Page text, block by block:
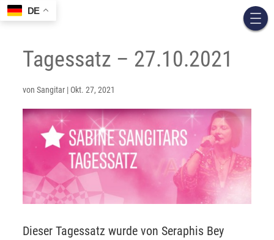
Tagessatz – 27.10.2021
vonSangitar | Okt. 27, 2021
Dieser Tagessatz wurde von Seraphis Bey
DE